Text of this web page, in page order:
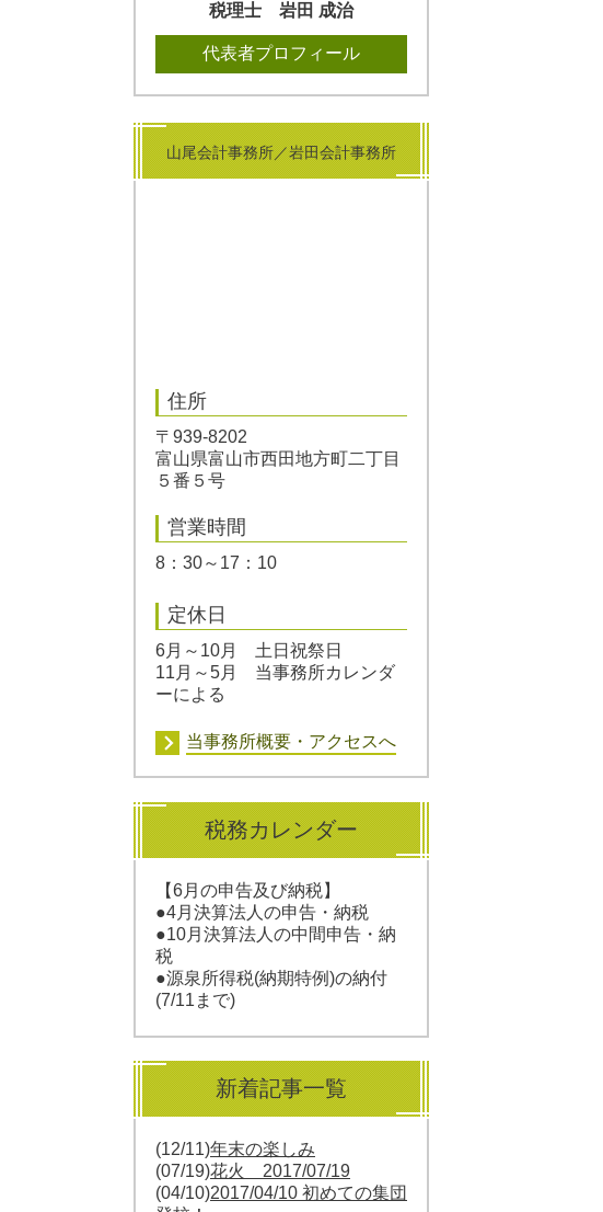
税理士 岩田 成治
代表者プロフィール
山尾会計事務所／岩田会計事務所
住所
〒939-8202
富山県富山市西田地方町二丁目
５番５号
営業時間
8：30～17：10
定休日
6月～10月 土日祝祭日
11月～5月 当事務所カレンダ
ーによる
当事務所概要・アクセスへ
税務カレンダー
【6月の申告及び納税】
●4月決算法人の申告・納税
●10月決算法人の中間申告・納
税
●源泉所得税(納期特例)の納付
(7/11まで)
新着記事一覧
(12/11)年末の楽しみ
(07/19)花火 2017/07/19
(04/10)2017/04/10 初めての集団